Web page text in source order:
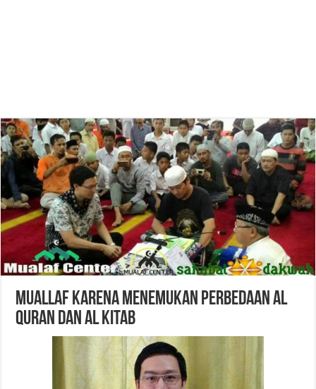
Muallaf Karena Menemukan Perbedaan Al
Quran dan Al Kitab